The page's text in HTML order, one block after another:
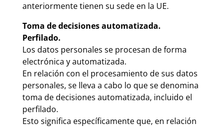
anteriormente tienen su sede en la UE.
Toma de decisiones automatizada.
Perfilado.
Los datos personales se procesan de forma
electrónica y automatizada.
En relación con el procesamiento de sus datos
personales, se lleva a cabo lo que se denomina
toma de decisiones automatizada, incluido el
perfilado.
Esto significa específicamente que, en relación